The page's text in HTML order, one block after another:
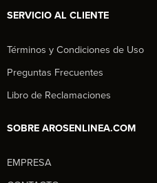
SERVICIO AL CLIENTE
Términos y Condiciones de Uso
Preguntas Frecuentes
Libro de Reclamaciones
SOBRE AROSENLINEA.COM
EMPRESA